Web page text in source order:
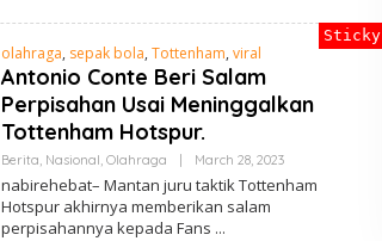
olahraga, sepak bola, Tottenham, viral
Antonio Conte Beri Salam
Perpisahan Usai Meninggalkan
Tottenham Hotspur.
Berita, Nasional, Olahraga March 28, 2023By
nabirehebat– Mantan juru taktik Tottenham
Hotspur akhirnya memberikan salam
perpisahannya kepada Fans
Sticky